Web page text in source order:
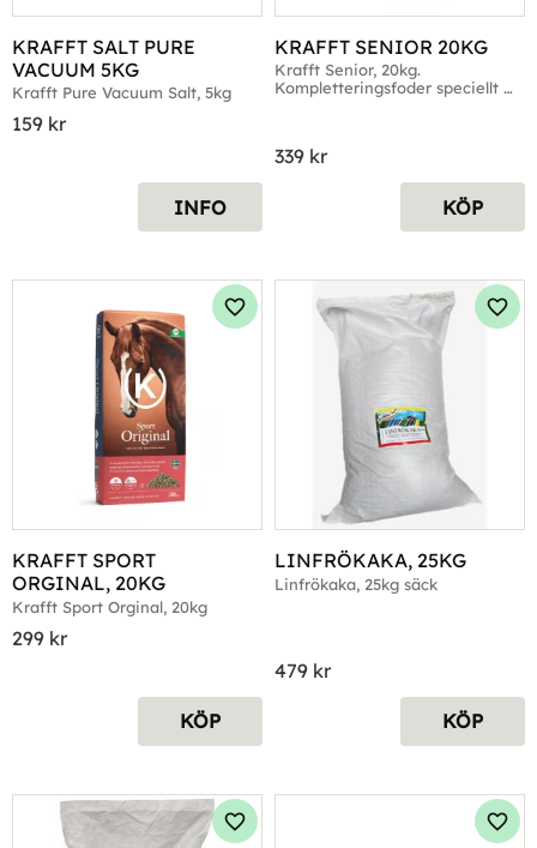
KRAFFT SALT PURE
VACUUM 5KG
Krafft Pure Vacuum Salt, 5kg
159 kr
INFO
KRAFFT SENIOR 20KG
Krafft Senior, 20kg.
Kompletteringsfoder speciellt
339 kr
KÖP
KRAFFT SPORT
ORGINAL, 20KG
Krafft Sport Orginal, 20kg
299 kr
Lägg till i favoriter
KÖP
LINFRÖKAKA, 25KG
Linfrökaka, 25kg säck
479 kr
KÖP
Lägg till i favoriter